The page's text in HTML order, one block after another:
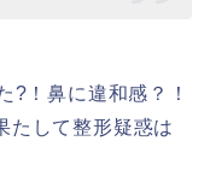
?！鼻に違和感？！
たして整形疑惑は